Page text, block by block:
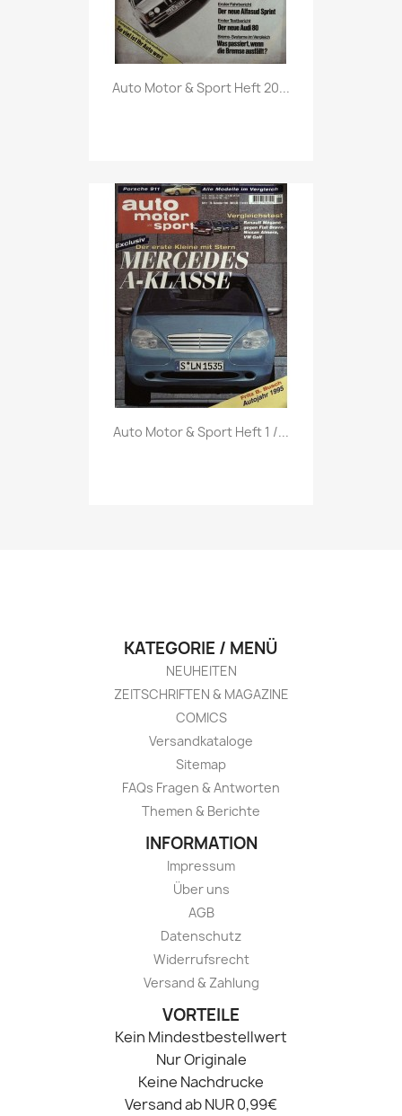
Vorschau
Auto Motor & Sport Heft 20...
Vorschau
Auto Motor & Sport Heft 1 /...
KATEGORIE / MENÜ
NEUHEITEN
ZEITSCHRIFTEN & MAGAZINE
COMICS
Versandkataloge
Sitemap
FAQs Fragen & Antworten
Themen & Berichte
INFORMATION
Impressum
Über uns
AGB
Datenschutz
Widerrufsrecht
Versand & Zahlung
VORTEILE
Kein Mindestbestellwert
Nur Originale
Keine Nachdrucke
Versand ab NUR 0,99€